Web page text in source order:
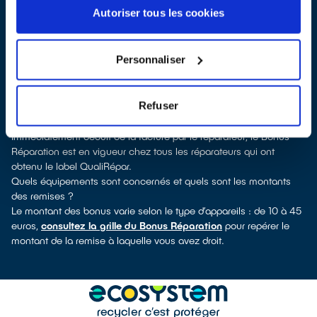
Autoriser tous les cookies
Personnaliser
Refuser
réparateur, vous découvrirez pour quels types d’appareils ce
professionnel a obtenu le label. Réfrigérateur, lave-vaisselle, petit
chaque famille d’appareils son réparateur spécialisé et labellisé
QualiRépar.
Consulter l’annuaire
Comment bénéficier du Bonus Réparation à Crèvecœur-le-Grand
Immédiatement déduit de la facture par le réparateur, le Bonus
Réparation est en vigueur chez tous les réparateurs qui ont
obtenu le label QualiRépar.
Quels équipements sont concernés et quels sont les montants
des remises ?
Le montant des bonus varie selon le type d’appareils : de 10 à 45
euros, consultez la grille du Bonus Réparation pour repérer le
montant de la remise à laquelle vous avez droit.